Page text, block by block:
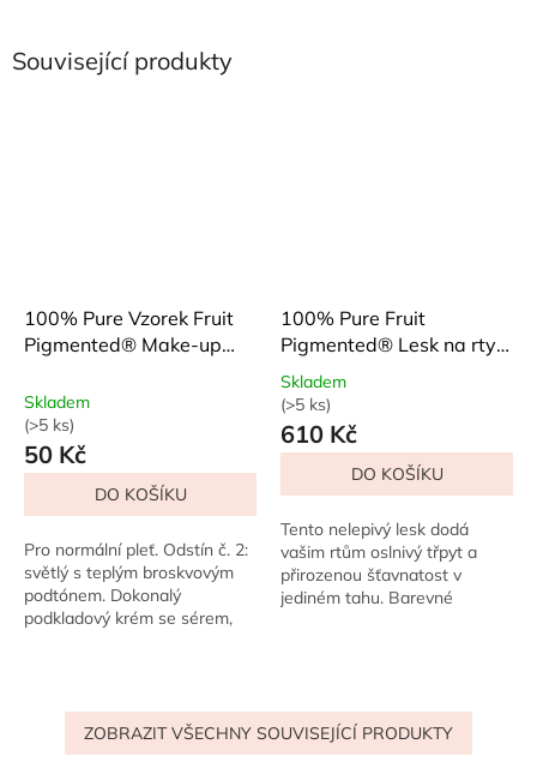
Související produkty
100% Pure Vzorek Fruit
Pigmented® Make-up
Skladem
(>5 ks)
50 Kč
DO KOŠÍKU
Pro normální pleť. Odstín č. 2:
světlý s teplým broskvovým
podtónem. Dokonalý
podkladový krém se sérem,
100% Pure Fruit
Pigmented® Lesk na rty
Strawberry
Průměrné
hodnocení
produktu
5,0
z
5
hvězdiček.
Skladem
(>5 ks)
610 Kč
DO KOŠÍKU
Tento nelepivý lesk dodá
vašim rtům oslnivý třpyt a
přirozenou šťavnatost v
jediném tahu. Barevné
ZOBRAZIT VŠECHNY SOUVISEJÍCÍ PRODUKTY